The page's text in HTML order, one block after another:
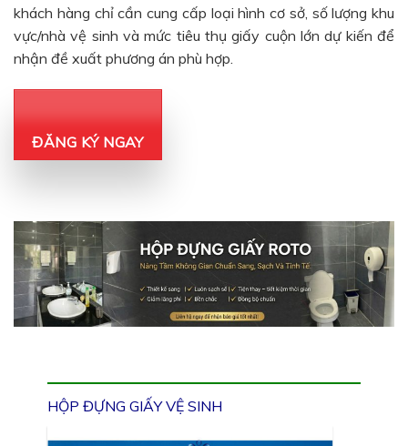
khách hàng chỉ cần cung cấp loại hình cơ sở, số lượng khu
vực/nhà vệ sinh và mức tiêu thụ giấy cuộn lớn dự kiến để
nhận đề xuất phương án phù hợp.
ĐĂNG KÝ NGAY
HỘP ĐỰNG GIẤY VỆ SINH